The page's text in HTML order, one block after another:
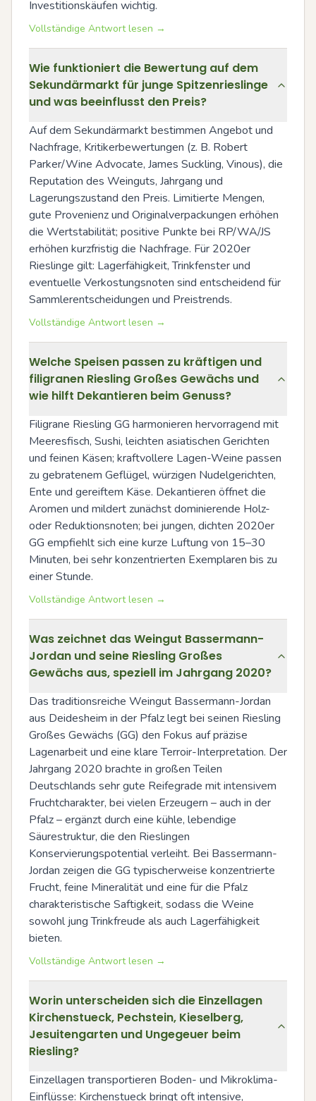
Investitionskäufen wichtig.
Vollständige Antwort lesen →
Wie funktioniert die Bewertung auf dem
Sekundärmarkt für junge Spitzenrieslinge
und was beeinflusst den Preis?
Auf dem Sekundärmarkt bestimmen Angebot und
Nachfrage, Kritikerbewertungen (z. B. Robert
Parker/Wine Advocate, James Suckling, Vinous), die
Reputation des Weinguts, Jahrgang und
Lagerungszustand den Preis. Limitierte Mengen,
gute Provenienz und Originalverpackungen erhöhen
die Wertstabilität; positive Punkte bei RP/WA/JS
erhöhen kurzfristig die Nachfrage. Für 2020er
Rieslinge gilt: Lagerfähigkeit, Trinkfenster und
eventuelle Verkostungsnoten sind entscheidend für
Sammlerentscheidungen und Preistrends.
Vollständige Antwort lesen →
Welche Speisen passen zu kräftigen und
filigranen Riesling Großes Gewächs und
wie hilft Dekantieren beim Genuss?
Filigrane Riesling GG harmonieren hervorragend mit
Meeresfisch, Sushi, leichten asiatischen Gerichten
und feinen Käsen; kraftvollere Lagen-Weine passen
zu gebratenem Geflügel, würzigen Nudelgerichten,
Ente und gereiftem Käse. Dekantieren öffnet die
Aromen und mildert zunächst dominierende Holz-
oder Reduktionsnoten; bei jungen, dichten 2020er
GG empfiehlt sich eine kurze Luftung von 15–30
Minuten, bei sehr konzentrierten Exemplaren bis zu
einer Stunde.
Vollständige Antwort lesen →
Was zeichnet das Weingut Bassermann-
Jordan und seine Riesling Großes
Gewächs aus, speziell im Jahrgang 2020?
Das traditionsreiche Weingut Bassermann-Jordan
aus Deidesheim in der Pfalz legt bei seinen Riesling
Großes Gewächs (GG) den Fokus auf präzise
Lagenarbeit und eine klare Terroir-Interpretation. Der
Jahrgang 2020 brachte in großen Teilen
Deutschlands sehr gute Reifegrade mit intensivem
Fruchtcharakter, bei vielen Erzeugern – auch in der
Pfalz – ergänzt durch eine kühle, lebendige
Säurestruktur, die den Rieslingen
Konservierungspotential verleiht. Bei Bassermann-
Jordan zeigen die GG typischerweise konzentrierte
Frucht, feine Mineralität und eine für die Pfalz
charakteristische Saftigkeit, sodass die Weine
sowohl jung Trinkfreude als auch Lagerfähigkeit
bieten.
Vollständige Antwort lesen →
Worin unterscheiden sich die Einzellagen
Kirchenstueck, Pechstein, Kieselberg,
Jesuitengarten und Ungegeuer beim
Riesling?
Einzellagen transportieren Boden- und Mikroklima-
Einflüsse: Kirchenstueck bringt oft intensive,